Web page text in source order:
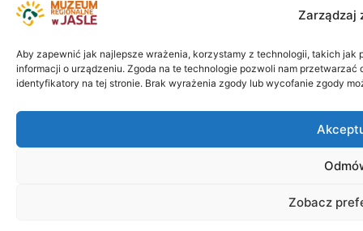
Zarządzaj
Aby zapewnić jak najlepsze wrażenia, korzystamy z technologii, takich
informacji o urządzeniu. Zgoda na te technologie pozwoli nam
identyfikatory na tej stronie. Brak wyrażenia zgody lub wycofanie zgody
Zobacz